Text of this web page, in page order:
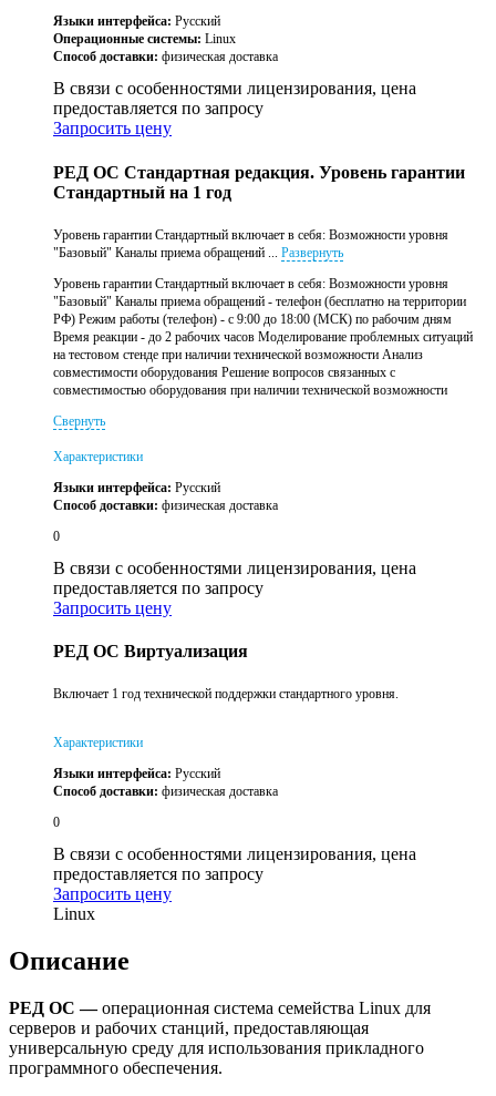
Языки интерфейса: Русский
Операционные системы: Linux
Способ доставки: физическая доставка
В связи с особенностями лицензирования, цена
предоставляется по запросу
Запросить цену
РЕД ОС Стандартная редакция. Уровень гарантии
Стандартный на 1 год
Уровень гарантии Стандартный включает в себя: Возможности уровня
"Базовый" Каналы приема обращений ... Развернуть
Уровень гарантии Стандартный включает в себя: Возможности уровня
"Базовый" Каналы приема обращений - телефон (бесплатно на территории
РФ) Режим работы (телефон) - с 9:00 до 18:00 (МСК) по рабочим дням
Время реакции - до 2 рабочих часов Моделирование проблемных ситуаций
на тестовом стенде при наличии технической возможности Анализ
совместимости оборудования Решение вопросов связанных с
совместимостью оборудования при наличии технической возможности
Свернуть
Характеристики
Языки интерфейса: Русский
Способ доставки: физическая доставка
0
В связи с особенностями лицензирования, цена
предоставляется по запросу
Запросить цену
РЕД ОС Виртуализация
Включает 1 год технической поддержки стандартного уровня.
Характеристики
Языки интерфейса: Русский
Способ доставки: физическая доставка
0
В связи с особенностями лицензирования, цена
предоставляется по запросу
Запросить цену
Linux
Описание
РЕД ОС —операционная система семейства Linux для
серверов и рабочих станций, предоставляющая
универсальную среду для использования прикладного
программного обеспечения.